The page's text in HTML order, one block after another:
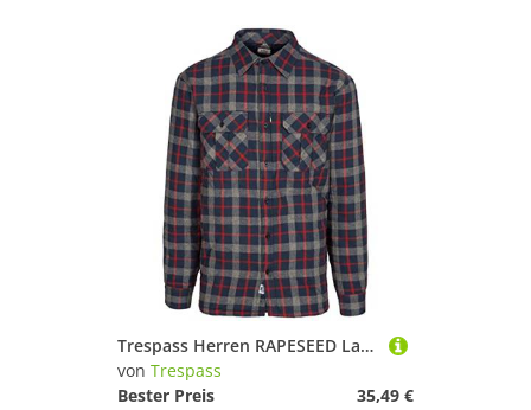
Trespass Herren RAPESEED Langärmliges Shirt Mit Brusttaschen, Navy Check, XL
von Trespass
Bester Preis
35,49 €